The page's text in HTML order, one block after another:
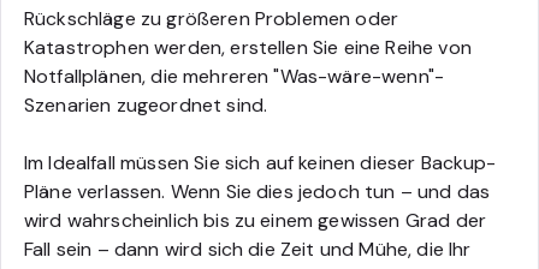
Rückschläge zu größeren Problemen oder
Katastrophen werden, erstellen Sie eine Reihe von
Notfallplänen, die mehreren "Was-wäre-wenn"-
Szenarien zugeordnet sind.
Im Idealfall müssen Sie sich auf keinen dieser Backup-
Pläne verlassen. Wenn Sie dies jedoch tun – und das
wird wahrscheinlich bis zu einem gewissen Grad der
Fall sein – dann wird sich die Zeit und Mühe, die Ihr